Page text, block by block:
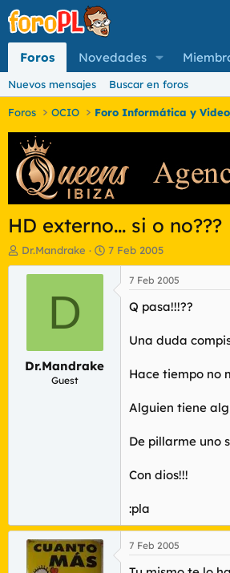
Foros Novedades
Nuevos mensajes Buscar en foros
Foros OCIO Foro Informática y
HD externo... si o no???
I
n
o
Dr.Mandrake
F
e
7 Feb 2005
D
Dr.Mandrake
Guest
7 Feb 2005
Q pasa!!!??
Una duda
Hace tiempo no
Alguien tiene
De pillarme uno
Con dios!!!
:pla
7 Feb 2005